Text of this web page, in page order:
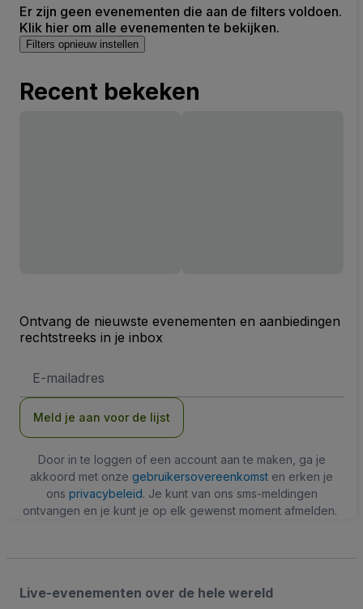
Er zijn geen evenementen die aan de filters voldoen.
Klik hier om alle evenementen te bekijken.
Filters opnieuw instellen
Recent bekeken
Ontvang de nieuwste evenementen en aanbiedingen
rechtstreeks in je inbox
mailadres
Meld je aan voor de lijst
Door in te loggen of een account aan te maken, ga je
akkoord met onze gebruikersovereenkomst en erken je
ons privacybeleid. Je kunt van ons sms-meldingen
ontvangen en je kunt je op elk gewenst moment afmelden.
Live-evenementen over de hele wereld